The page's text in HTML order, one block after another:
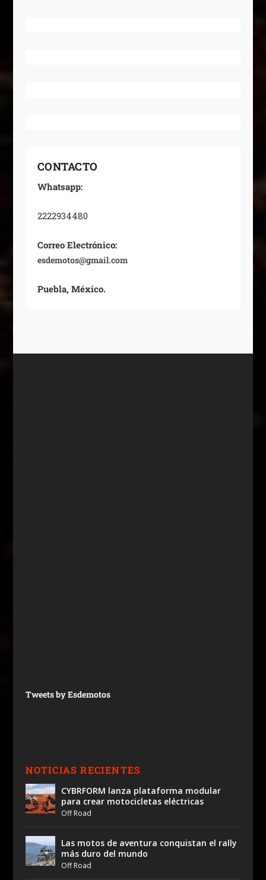
CONTACTO
Whatsapp:
2222934480
Correo Electrónico:
esdemotos@gmail.com
Puebla, México.
Tweets by Esdemotos
NOTICIAS RECIENTES
CYBRFORM lanza plataforma modular
para crear motocicletas eléctricas
Off Road
Las motos de aventura conquistan el rally
más duro del mundo
Off Road